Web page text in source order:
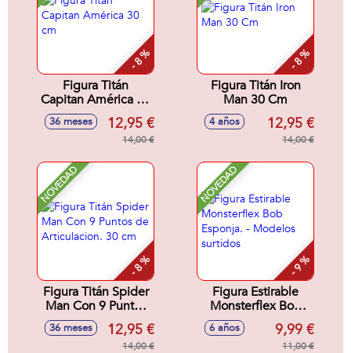
- 8 %
Figura Titán
Capitan América 30
cm
36 meses 12,95 €
14,00 €
- 8 %
Figura Titán Iron
Man 30 Cm
4 años 12,95 €
14,00 €
NOVEDAD
- 8 %
Figura Titán Spider
Man Con 9 Puntos
de Articulacion. 30
cm
36 meses 12,95 €
14,00 €
NOVEDAD
- 9 %
Figura Estirable
Monsterflex Bob
Esponja. - Modelos
surtidos
6 años 9,99 €
11,00 €